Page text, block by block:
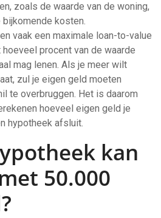
zoals de waarde van de woning,
kosten.
vaak een maximale loan-to-value
procent van de waarde
mag lenen. Als je meer wilt
zul je eigen geld moeten
te overbruggen. Het is daarom
hoeveel eigen geld je
hypotheek afsluit.
kan
50.000